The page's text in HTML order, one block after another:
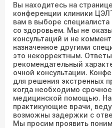
Вы находитесь на
конференции клиники
вам в выборе
со здоровьем. Мы не
консультаций и не
назначенное другими
это некорректным.
рекомендательный
очной консультации.
для решения экстренных
когда необходимо
медицинской помощью.
практикующие врачи,
возможны задержки с
Мы просим проявить